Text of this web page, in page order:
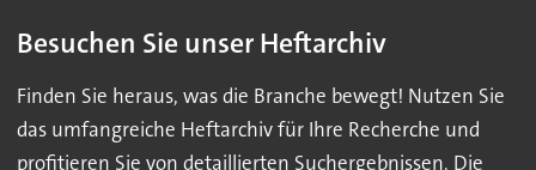
Besuchen Sie unser Heftarchiv
Finden Sie heraus, was die Branche bewegt! Nutzen Sie
das umfangreiche Heftarchiv für Ihre Recherche und
profitieren Sie von detaillierten Suchergebnissen. Die